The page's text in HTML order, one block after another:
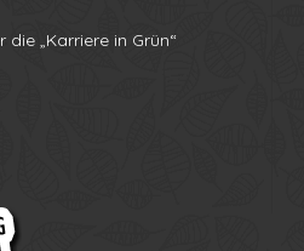
„Karriere in Grün“